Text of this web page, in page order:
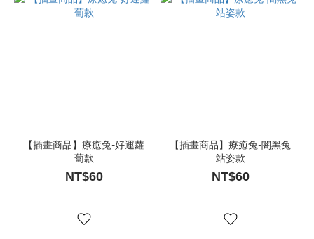
【插畫商品】療癒兔-好運蘿
蔔款
NT$60
【插畫商品】療癒兔-闇黑兔
站姿款
NT$60